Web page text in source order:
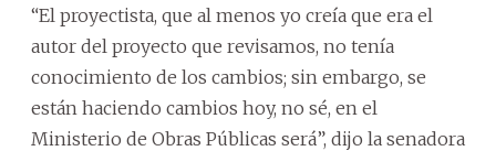
“El proyectista, que al menos yo creía que era el
autor del proyecto que revisamos, no tenía
conocimiento de los cambios; sin embargo, se
están haciendo cambios hoy, no sé, en el
Ministerio de Obras Públicas será”, dijo la senadora